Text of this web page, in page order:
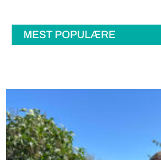
MEST POPULÆRE